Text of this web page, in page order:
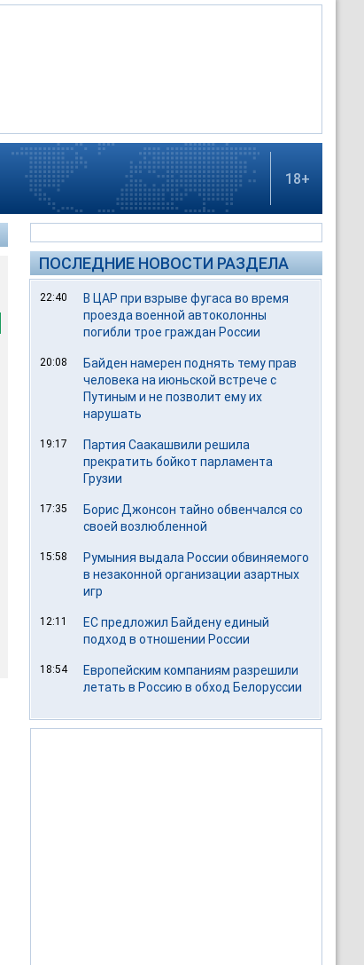
18+
ПОСЛЕДНИЕ НОВОСТИ РАЗДЕЛА
22:40
В ЦАР при взрыве фугаса во время
проезда военной автоколонны
погибли трое граждан России
20:08
Байден намерен поднять тему прав
человека на июньской встрече с
Путиным и не позволит ему их
нарушать
19:17
Партия Саакашвили решила
прекратить бойкот парламента
Грузии
17:35
Борис Джонсон тайно обвенчался со
своей возлюбленной
15:58
Румыния выдала России обвиняемого
в незаконной организации азартных
игр
12:11
ЕС предложил Байдену единый
подход в отношении России
18:54
Европейским компаниям разрешили
летать в Россию в обход Белоруссии